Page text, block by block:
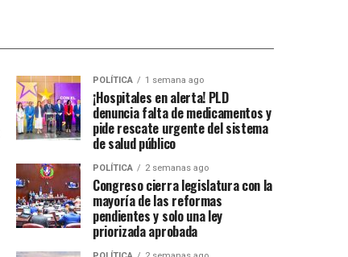
POLÍTICA 1 semana ago
¡Hospitales en alerta! PLD
denuncia falta de medicamentos y
pide rescate urgente del sistema
de salud público
POLÍTICA 2 semanas ago
Congreso cierra legislatura con la
mayoría de las reformas
pendientes y solo una ley
priorizada aprobada